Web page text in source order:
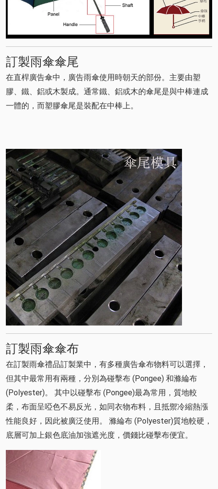
訂製雨傘傘尾
在直桿廣告傘中，廣告雨傘使用時朝天的部份。主要由塑
膠、鐵、鋁或木製成。通常鐵、鋁或木的傘尾是與中棒連成
一體的，而塑膠傘尾是裝配在中棒上。
訂製雨傘傘布
在訂製雨傘禮品訂製業中，有多種廣告傘布物料可以選擇，
但其中最常用有兩種，分別為碰擊布 (Pongee) 和滌綸布
(Polyester)。 其中以碰擊布 (Pongee)最為常用，質地較
柔，布面呈啞色不易反光，如同衣物布料，且抵禦冷縮熱漲
性能良好，因此被廣泛使用。 滌綸布 (Polyester)質地較硬，
底層可加上銀色底油加強遮光度，價錢比碰擊布便宜。